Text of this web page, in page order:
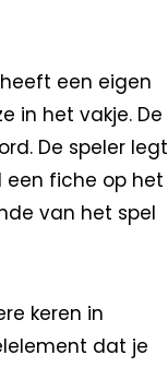
een eigen
in het vakje. De
De speler legt
een fiche op het
van het spel
keren in
dat je